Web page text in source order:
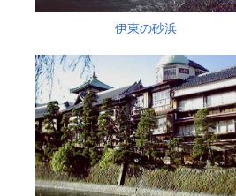
伊東の砂浜